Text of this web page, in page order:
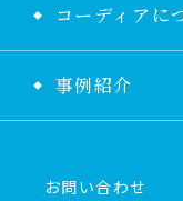
コーディアに
事例紹介
お問い合わせ